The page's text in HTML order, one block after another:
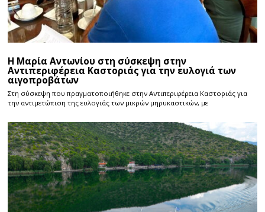
Η Μαρία Αντωνίου στη σύσκεψη στην
Αντιπεριφέρεια Καστοριάς για την ευλογιά των
αιγοπροβάτων
Στη σύσκεψη που πραγματοποιήθηκε στην Αντιπεριφέρεια Καστοριάς για
την αντιμετώπιση της ευλογιάς των μικρών μηρυκαστικών, με